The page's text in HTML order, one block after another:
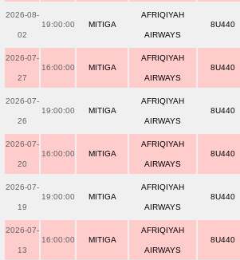
2026-08-
02
19:00:00 MITIGA
AFRIQIYAH
AIRWAYS
8U440
2026-07-
27
16:00:00 MITIGA
AFRIQIYAH
AIRWAYS
8U440
2026-07-
26
19:00:00 MITIGA
AFRIQIYAH
AIRWAYS
8U440
2026-07-
20
16:00:00 MITIGA
AFRIQIYAH
AIRWAYS
8U440
2026-07-
19
19:00:00 MITIGA
AFRIQIYAH
AIRWAYS
8U440
2026-07-
13
16:00:00 MITIGA
AFRIQIYAH
AIRWAYS
8U440